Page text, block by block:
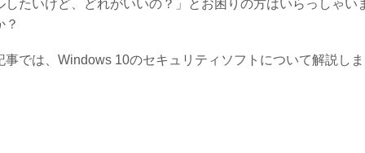
したいけど、どれがいいの？」とお困りの方はいらっしゃい
？
事では、Windows 10のセキュリティソフトについて解説しま